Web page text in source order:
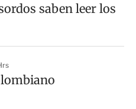
saben leer los